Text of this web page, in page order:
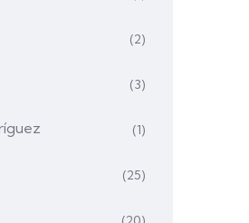
(2)
(3)
(1)
(25)